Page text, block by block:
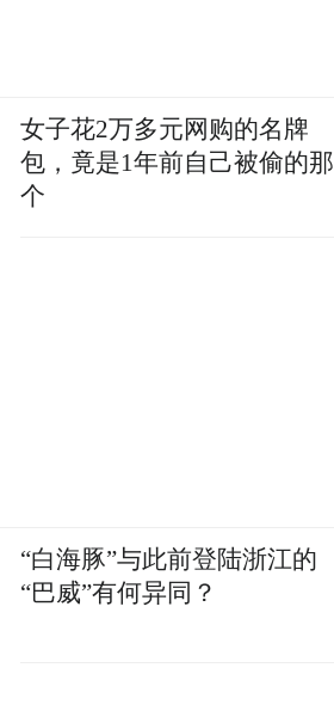
女子花2万多元网购的名牌
包，竟是1年前自己被偷的那
个
“白海豚”与此前登陆浙江的
“巴威”有何异同？